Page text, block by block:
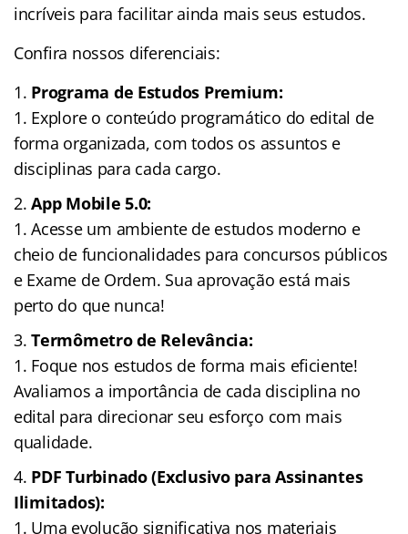
incríveis para facilitar ainda mais seus estudos.
Confira nossos diferenciais:
Programa de Estudos Premium:
Explore o conteúdo programático do edital de
forma organizada, com todos os assuntos e
disciplinas para cada cargo.
App Mobile 5.0:
Acesse um ambiente de estudos moderno e
cheio de funcionalidades para concursos públicos
e Exame de Ordem. Sua aprovação está mais
perto do que nunca!
Termômetro de Relevância:
Foque nos estudos de forma mais eficiente!
Avaliamos a importância de cada disciplina no
edital para direcionar seu esforço com mais
qualidade.
PDF Turbinado (Exclusivo para Assinantes
Ilimitados):
Uma evolução significativa nos materiais